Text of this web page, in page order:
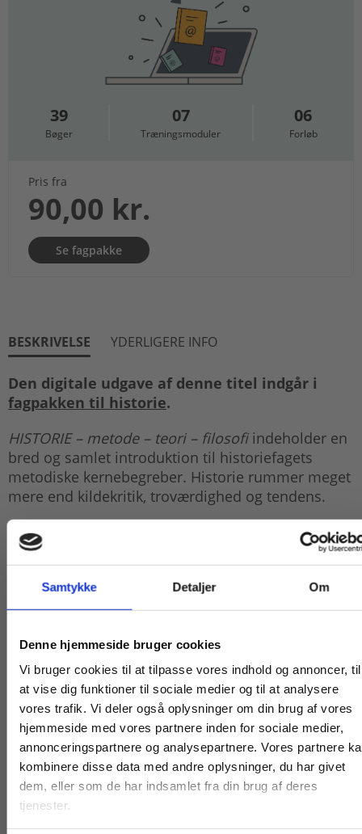
Samtykke Detaljer Om
Denne hjemmeside bruger cookies
Vi bruger cookies til at tilpasse vores indhold og annoncer, til
at vise dig funktioner til sociale medier og til at analysere
vores trafik. Vi deler også oplysninger om din brug af vores
hjemmeside med vores partnere inden for sociale medier,
annonceringspartnere og analysepartnere. Vores partnere
kombinere disse data med andre oplysninger, du har givet
dem, eller som de har indsamlet fra din brug af deres
tjenester.
39
Bøger
07
Træningsmoduler
06
Forløb
Pris fra
90,00 kr.
Se fagpakke
BESKRIVELSE YDERLIGERE INFO
Den digitale udgave af denne titel indgår i
fagpakken til historie.
HISTORIE – metode – teori – filosofiindeholder en
bred og samlet introduktion til historiefagets
metodiske kernebegreber. Historie rummer meget
mere end kildekritik, troværdighed og tendens.
Bogen er rigt illustreret og løbende suppleret med
mange elevøvelser – ligesom den nye
gymnasiereforms krav og formuleringer om fx
øget fokus på skriftlighed er tænkt ind i bogen.
historiefagets grundlæggende spørgsmål: Hvordan
bliver vi klogere på fortid og nutid? Hvordan
arbejder vi med fortiden? Og hvad kan vi bruge
historie til som elev, studerende og borger i et
demokrati?
Køb læremidler og find masterclasses mm.
Fortsæt som:
For privatkunder og
studerende. Du får
vist priser inkl.
For institutioner og
virksomheder. Du
får vist priser ekskl.